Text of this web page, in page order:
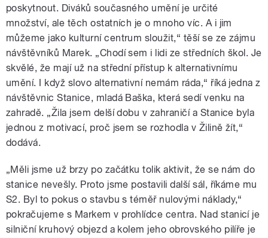
poskytnout. Diváků současného umění je určité
množství, ale těch ostatních je o mnoho víc. A i jim
můžeme jako kulturní centrum sloužit,“ těší se ze zájmu
návštěvníků Marek. „Chodí sem i lidi ze středních škol. Je
skvělé, že mají už na střední přístup k alternativnímu
umění. I když slovo alternativní nemám ráda,“ říká jedna z
návštěvnic Stanice, mladá Baška, která sedí venku na
zahradě. „Žila jsem delší dobu v zahraničí a Stanice byla
jednou z motivací, proč jsem se rozhodla v Žilině žít,“
dodává.
„Měli jsme už brzy po začátku tolik aktivit, že se nám do
stanice nevešly. Proto jsme postavili další sál, říkáme mu
S2. Byl to pokus o stavbu s téměř nulovými náklady,“
pokračujeme s Markem v prohlídce centra. Nad stanicí je
silniční kruhový objezd a kolem jeho obrovského pilíře je